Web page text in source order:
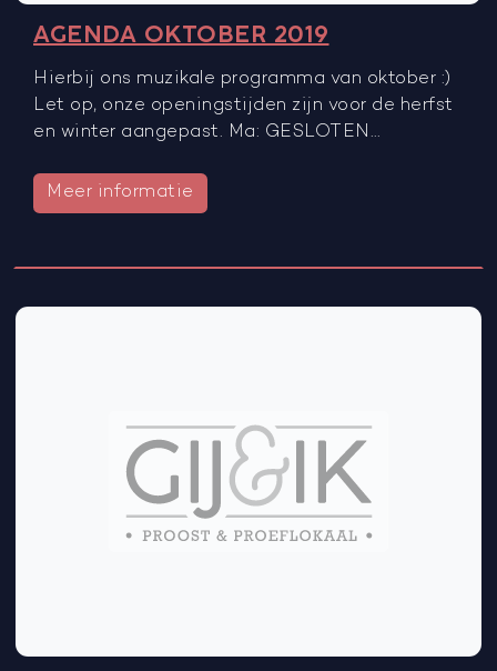
AGENDA OKTOBER 2019
Hierbij ons muzikale programma van oktober :)
Let op, onze openingstijden zijn voor de herfst
en winter aangepast. Ma: GESLOTEN…
Meer informatie